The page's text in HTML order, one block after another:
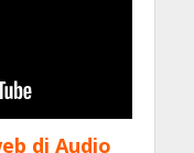
di Audio